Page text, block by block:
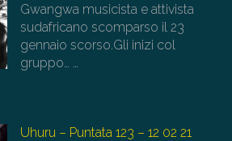
Gwangwa musicista e attivista
sudafricano scomparso il 23
gennaio scorso.Gli inizi col
gruppo… …
Uhuru – Puntata 123 – 12 02 21